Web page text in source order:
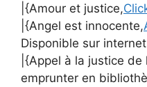
|{Amour et justice,
|{Angel est innocente,
Disponible sur
|{Appel à la justice de
emprunter en